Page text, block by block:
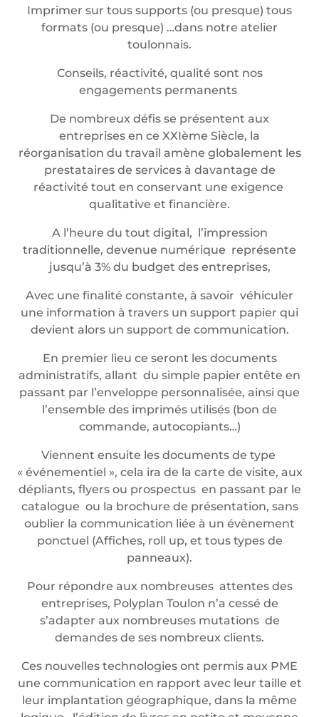
Imprimer sur tous supports (ou presque) tous
formats (ou presque) …dans notre atelier
toulonnais.
Conseils, réactivité, qualité sont nos
engagements permanents
De nombreux défis se présentent aux
entreprises en ce XXIème Siècle, la
réorganisation du travail amène globalement les
prestataires de services à davantage de
réactivité tout en conservant une exigence
qualitative et financière.
A l’heure du tout digital, l’impression
traditionnelle, devenue numérique représente
jusqu’à 3% du budget des entreprises,
Avec une finalité constante, à savoir véhiculer
une information à travers un support papier qui
devient alors un support de communication.
En premier lieu ce seront les documents
administratifs, allant du simple papier entête en
passant par l’enveloppe personnalisée, ainsi que
l’ensemble des imprimés utilisés (bon de
commande, autocopiants…)
Viennent ensuite les documents de type
« événementiel », cela ira de la carte de visite, aux
dépliants, flyers ou prospectus en passant par le
catalogue ou la brochure de présentation, sans
oublier la communication liée à un évènement
ponctuel (Affiches, roll up, et tous types de
panneaux).
Pour répondre aux nombreuses attentes des
entreprises, Polyplan Toulon n’a cessé de
s’adapter aux nombreuses mutations de
demandes de ses nombreux clients.
Ces nouvelles technologies ont permis aux PME
une communication en rapport avec leur taille et
leur implantation géographique, dans la même